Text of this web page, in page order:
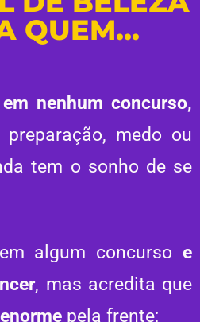
QUEM...
nenhum concurso,
medo ou
tem o sonho de se
em algum concursoe
, mas acredita que
pela frente;